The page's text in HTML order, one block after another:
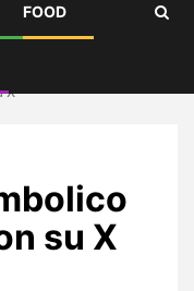
FOOD
X
su X